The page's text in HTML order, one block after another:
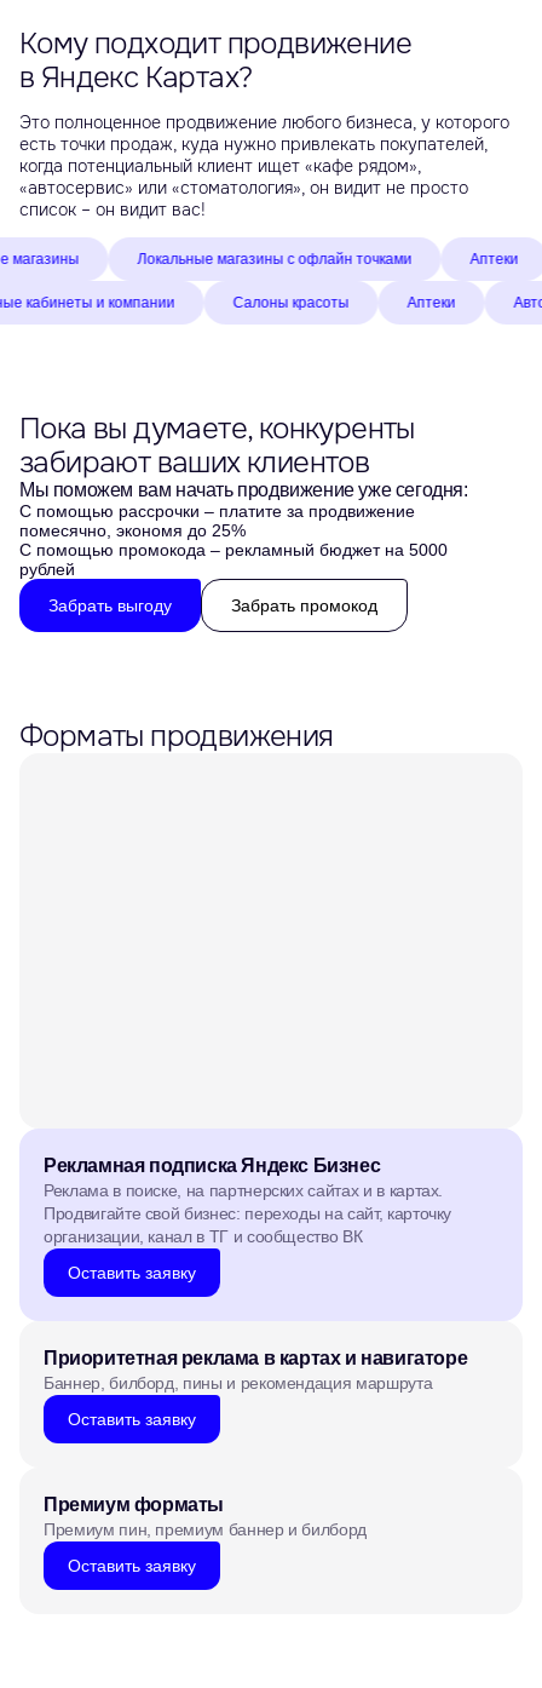
Кому подходит продвижение
в Яндекс Картах?
Это полноценное продвижение любого бизнеса, у которого
есть точки продаж, куда нужно привлекать покупателей,
когда потенциальный клиент ищет «кафе рядом»,
«автосервис» или «стоматология», он видит не просто
список – он видит вас!
Локальные магазины с офлайн точками Аптеки
Частные кабинеты и компании Салоны красоты Аптеки
Пока вы думаете, конкуренты
забирают ваших клиентов
Мы поможем вам начать продвижение уже сегодня:
С помощью рассрочки – платите за продвижение
помесячно, экономя до 25%
С помощью промокода – рекламный бюджет на 5000
рублей
Забрать выгоду
Забрать промокод
Форматы продвижения
Рекламная подписка Яндекс Бизнес
Реклама в поиске, на партнерских сайтах и в картах.
Продвигайте свой бизнес: переходы на сайт, карточку
организации, канал в ТГ и сообщество ВК
Оставить заявку
Приоритетная реклама в картах и навигаторе
Баннер, билборд, пины и рекомендация маршрута
Оставить заявку
Премиум форматы
Премиум пин, премиум баннер и билборд
Оставить заявку